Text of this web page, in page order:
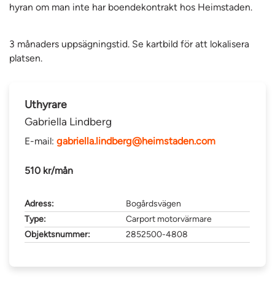
hyran om man inte har boendekontrakt hos Heimstaden.
3 månaders uppsägningstid. Se kartbild för att lokalisera
platsen.
Uthyrare
Gabriella Lindberg
E-mail:gabriella.lindberg@heimstaden.com
510 kr/mån
Adress:
Bogårdsvägen
Type:
Carport motorvärmare
Objektsnummer:
2852500-4808